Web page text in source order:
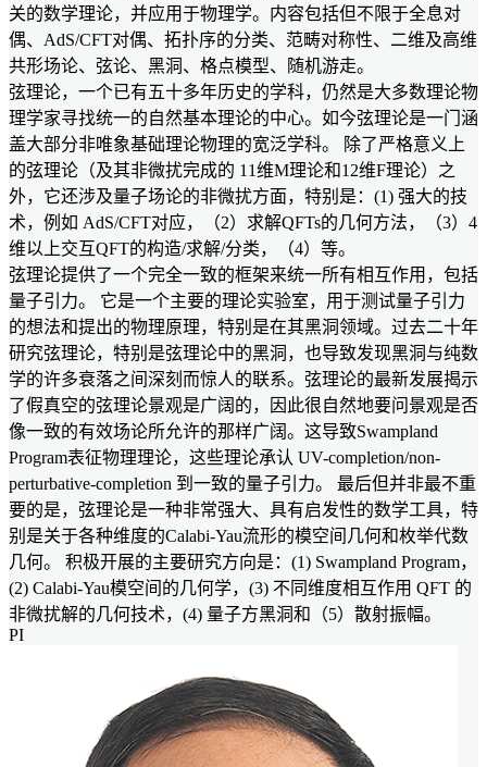
关的数学理论，并应用于物理学。内容包括但不限于全息对
偶、AdS/CFT对偶、拓扑序的分类、范畴对称性、二维及高维
共形场论、弦论、黑洞、格点模型、随机游走。
弦理论，一个已有五十多年历史的学科，仍然是大多数理论物
理学家寻找统一的自然基本理论的中心。如今弦理论是一门涵
盖大部分非唯象基础理论物理的宽泛学科。 除了严格意义上
的弦理论（及其非微扰完成的 11维M理论和12维F理论）之
外，它还涉及量子场论的非微扰方面，特别是：(1) 强大的技
术，例如 AdS/CFT对应，（2）求解QFTs的几何方法，（3）4
维以上交互QFT的构造/求解/分类，（4）等。
弦理论提供了一个完全一致的框架来统一所有相互作用，包括
量子引力。 它是一个主要的理论实验室，用于测试量子引力
的想法和提出的物理原理，特别是在其黑洞领域。过去二十年
研究弦理论，特别是弦理论中的黑洞，也导致发现黑洞与纯数
学的许多衰落之间深刻而惊人的联系。弦理论的最新发展揭示
了假真空的弦理论景观是广阔的，因此很自然地要问景观是否
像一致的有效场论所允许的那样广阔。这导致Swampland
Program表征物理理论，这些理论承认 UV-completion/non-
perturbative-completion 到一致的量子引力。 最后但并非最不重
要的是，弦理论是一种非常强大、具有启发性的数学工具，特
别是关于各种维度的Calabi-Yau流形的模空间几何和枚举代数
几何。 积极开展的主要研究方向是：(1) Swampland Program，
(2) Calabi-Yau模空间的几何学，(3) 不同维度相互作用 QFT 的
非微扰解的几何技术，(4) 量子方黑洞和（5）散射振幅。
PI